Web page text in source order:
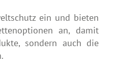
ein und bieten
an, damit
sondern auch die